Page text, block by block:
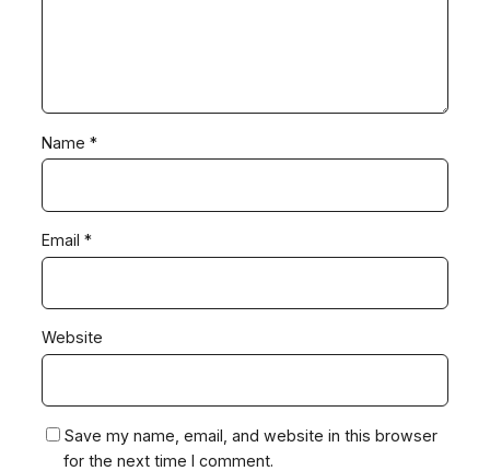
Name *
Email *
Website
Save my name, email, and website in this browser
for the next time I comment.